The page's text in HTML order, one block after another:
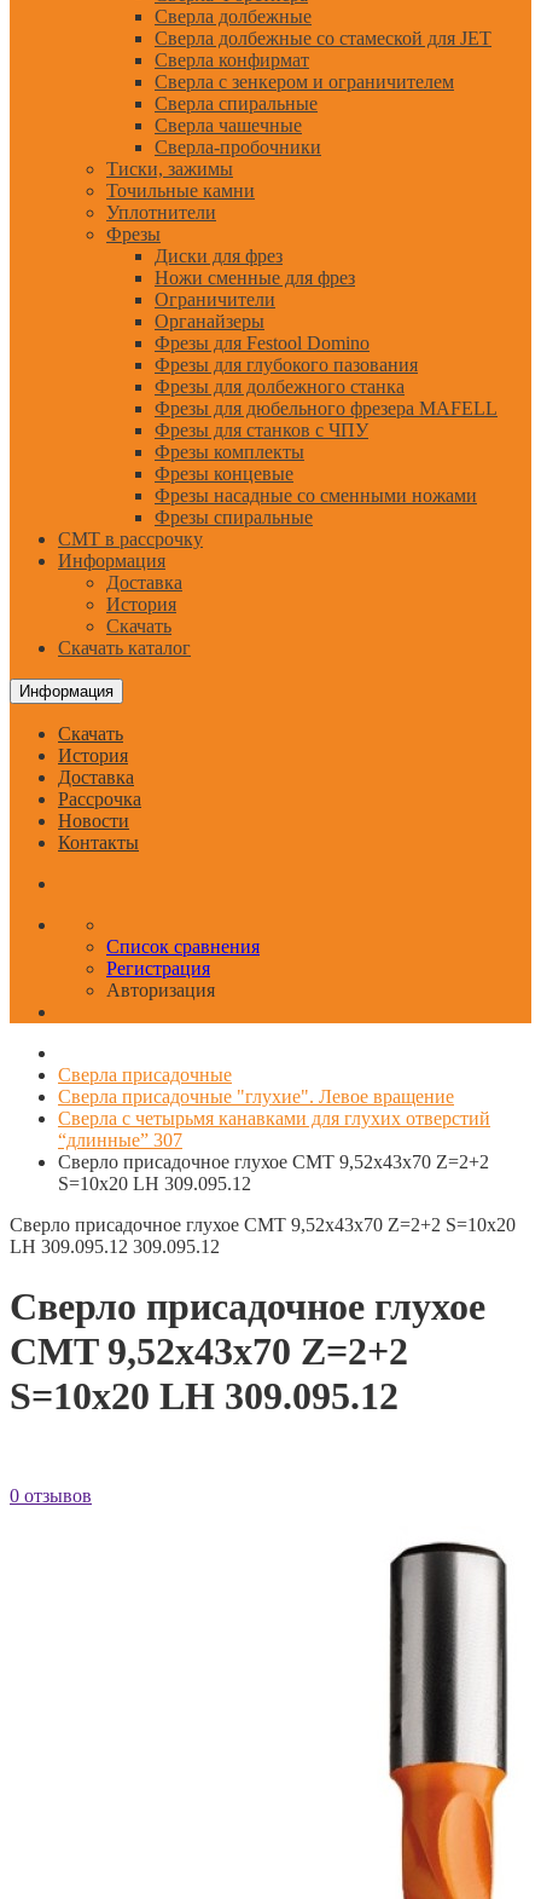
Сверла долбежные
Сверла долбежные со стамеской для JET
Сверла конфирмат
Сверла с зенкером и ограничителем
Сверла спиральные
Сверла чашечные
Сверла-пробочники
Тиски, зажимы
Точильные камни
Уплотнители
Фрезы
Диски для фрез
Ножи сменные для фрез
Ограничители
Органайзеры
Фрезы для Festool Domino
Фрезы для глубокого пазования
Фрезы для долбежного станка
Фрезы для дюбельного фрезера MAFELL
Фрезы для станков с ЧПУ
Фрезы комплекты
Фрезы концевые
Фрезы насадные со сменными ножами
Фрезы спиральные
CMT в рассрочку
Информация
Доставка
История
Скачать
Скачать каталог
Информация
Скачать
История
Доставка
Рассрочка
Новости
Контакты
Список сравнения
Регистрация
Авторизация
Сверла присадочные
Сверла присадочные "глухие". Левое вращение
Сверла с четырьмя канавками для глухих отверстий
“длинные” 307
Сверло присадочное глухое CMT 9,52x43x70 Z=2+2
S=10x20 LH 309.095.12
Сверло присадочное глухое CMT 9,52x43x70 Z=2+2 S=10x20
LH 309.095.12 309.095.12
Сверло присадочное глухое
CMT 9,52x43x70 Z=2+2
S=10x20 LH 309.095.12
0 отзывов